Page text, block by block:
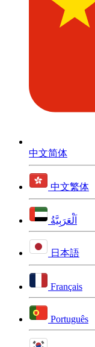
中文简体
中文繁体
اَلْعَرَبِيَّةُ
日本語
Français
Português